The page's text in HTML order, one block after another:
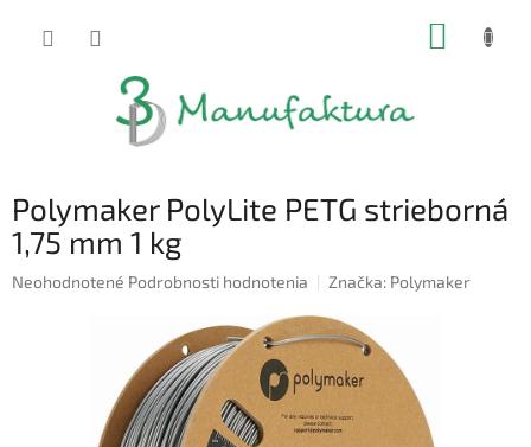
Polymaker PolyLite PETG strieborná
1,75 mm 1 kg
Priemerné
Neohodnotené Podrobnosti hodnotenia Značka: Polymaker